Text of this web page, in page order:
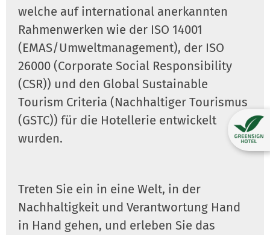
welche auf international anerkannten
Rahmenwerken wie der ISO 14001
(EMAS/Umweltmanagement), der ISO
26000 (Corporate Social Responsibility
(CSR)) und den Global Sustainable
Tourism Criteria (Nachhaltiger Tourismus
(GSTC)) für die Hotellerie entwickelt
wurden.
Treten Sie ein in eine Welt, in der
Nachhaltigkeit und Verantwortung Hand
in Hand gehen, und erleben Sie das